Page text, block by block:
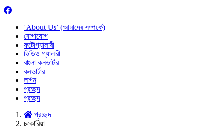
‘About Us’ (আমাদের সম্পর্কে)
যোগাযোগ
ফটোগ্যালারী
ভিডিও গ্যালারী
বাংলা কনভার্টার
কনভার্টার
লগিন
প্রচ্ছদ
প্রচ্ছদ
প্রচ্ছদ
চকোরিয়া